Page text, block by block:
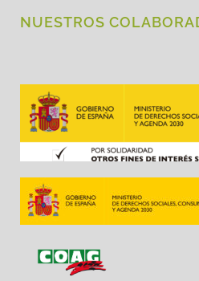
NUESTROS